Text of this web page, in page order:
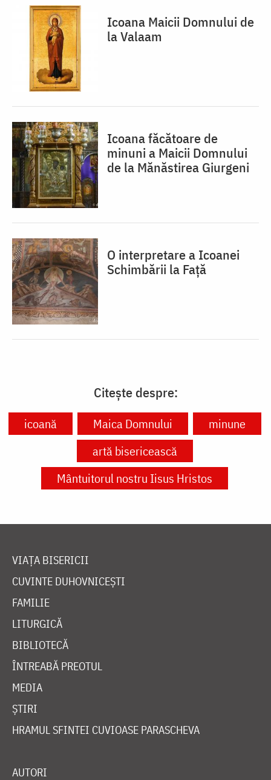
Icoana Maicii Domnului de
la Valaam
Icoana făcătoare de
minuni a Maicii Domnului
de la Mănăstirea Giurgeni
O interpretare a Icoanei
Schimbării la Față
Citește despre:
icoană Maica Domnului
minune
artă bisericească
Mântuitorul nostru Iisus Hristos
VIAȚA BISERICII
CUVINTE DUHOVNICEȘTI
FAMILIE
LITURGICĂ
BIBLIOTECĂ
ÎNTREABĂ PREOTUL
MEDIA
ȘTIRI
HRAMUL SFINTEI CUVIOASE PARASCHEVA
AUTORI